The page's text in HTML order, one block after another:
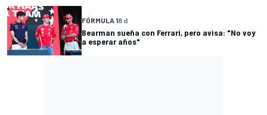
FÓRMULA 18 d
Bearman sueña con Ferrari, pero avisa: "No voy
a esperar años"